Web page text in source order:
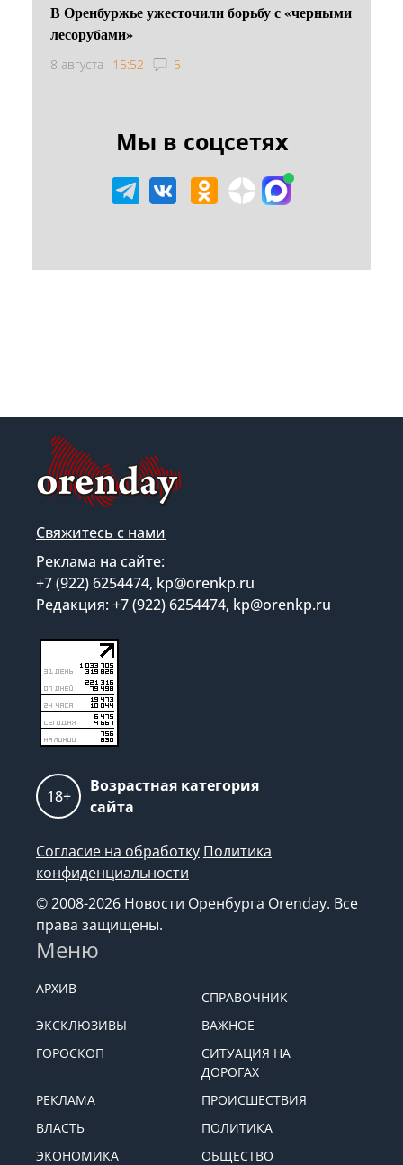
В Оренбуржье ужесточили борьбу с «черными
лесорубами»
8 августа 15:52 5
Мы в соцсетях
Свяжитесь с нами
Реклама на сайте:
+7 (922) 6254474, kp@orenkp.ru
Редакция: +7 (922) 6254474, kp@orenkp.ru
18+
Возрастная категория
сайта
Согласие на обработку Политика
конфиденциальности
© 2008-2026 Новости Оренбурга Orenday. Все
права защищены.
Меню
АРХИВ
СПРАВОЧНИК
ЭКСКЛЮЗИВЫ
ВАЖНОЕ
ГОРОСКОП
СИТУАЦИЯ НА
ДОРОГАХ
РЕКЛАМА
ПРОИСШЕСТВИЯ
ВЛАСТЬ
ПОЛИТИКА
ЭКОНОМИКА
ОБЩЕСТВО